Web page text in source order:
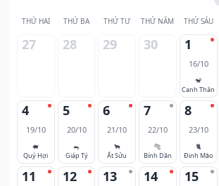
THỨ HAI THỨ BA THỨ TƯ THỨ NĂM THỨ SÁU
27 28 29 30 1
16/10
🐒
Canh Thân
4
19/10
🐖
Quý Hợi
5
20/10
🐀
Giáp Tý
6
21/10
🐂
Ất Sửu
7
22/10
🐅
Bính Dần
8
23/10
🐈
Đinh Mão
11 12 13 14 15